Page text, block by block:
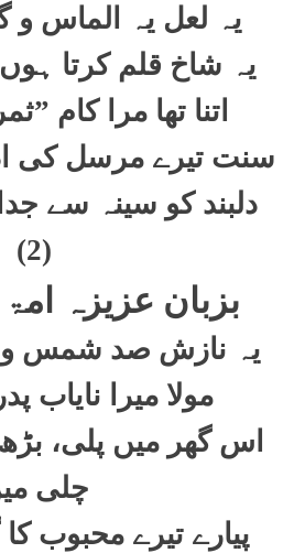
یہ لعل یہ الماس و
یہ شاخ قلم کرتا
اتنا تھا مرا کام
سنت تیرے مرسل کی
دلبند کو سینہ سے
(2)
بزبان عزیزہ
یہ نازش صد شمس و
مولا میرا نایاب
اس گھر میں پلی،
چلی
پیارے تیرے محبوب